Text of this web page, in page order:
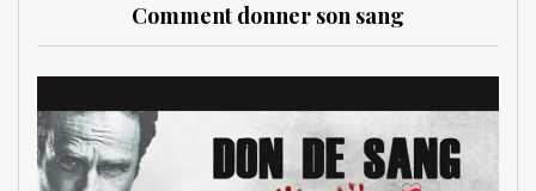
Comment donner son sang